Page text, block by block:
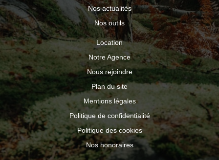
Nos actualités
Nos outils
Location
Notre Agence
Nous rejoindre
Plan du site
Mentions légales
Politique de confidentialité
Politique des cookies
Nos honoraires